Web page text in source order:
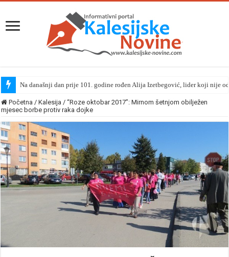
Na današnji dan prije 101. godine rođen Alija Izetbegović, lider koji nije
Početna / Kalesija / “Roze oktobar 2017”: Mirnom šetnjom obilježen
mjesec borbe protiv raka dojke